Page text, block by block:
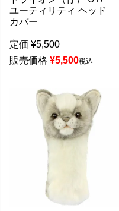
ユーティリティ ヘッド
カバー
定価 ¥5,500
販売価格 ¥5,500税込